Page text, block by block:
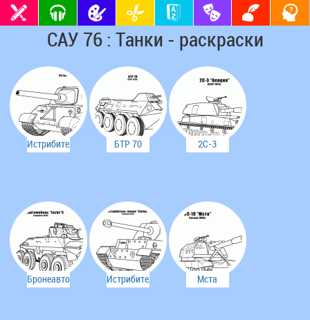
САУ 76 : Танки - раскраски
Истрибитель
БТР 70
2С-3
Бронеавтомобиль
Истрибитель
Мста